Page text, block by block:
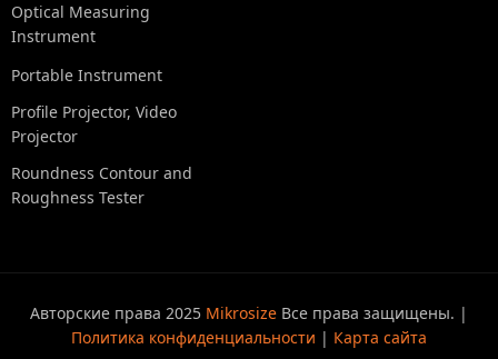
Optical Measuring
Instrument
Portable Instrument
Profile Projector, Video
Projector
Roundness Contour and
Roughness Tester
Авторские права 2025 Mikrosize Все права защищены. |
Политика конфиденциальности | Карта сайта